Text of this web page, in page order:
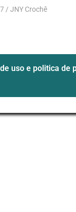
,Jogo de
JNY CrochêTodas
uso e politica de